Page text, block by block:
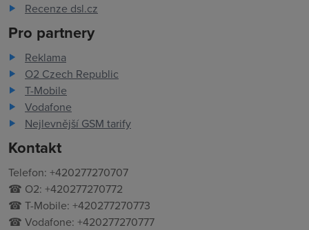
Recenze dsl.cz
Pro partnery
Reklama
O2 Czech Republic
T-Mobile
Vodafone
Nejlevnější GSM tarify
Kontakt
Telefon: +420277270707
☎ O2: +420277270772
☎ T-Mobile: +420277270773
☎ Vodafone: +420277270777